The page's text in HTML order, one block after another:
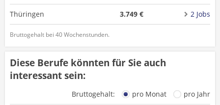
Thüringen 3.749 € 2 Jobs
Bruttogehalt bei 40 Wochenstunden.
Diese Berufe könnten für Sie auch
interessant sein:
Bruttogehalt: pro Monat pro Jahr